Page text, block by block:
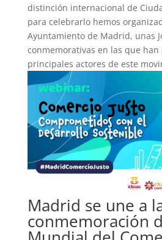
distinción internacional de
para celebrarlo hemos
Ayuntamiento de Madrid, unas
conmemorativas en las que
principales actores de este
Madrid se une a
conmemoración